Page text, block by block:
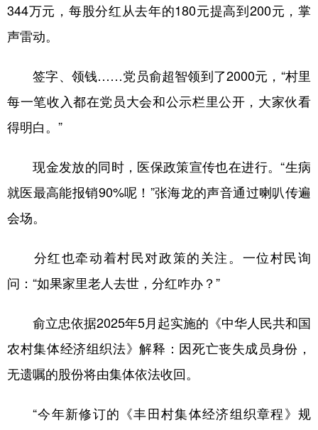
新疆 内蒙古 黑龙江
多语种频道
English Español Français عربى
Deutsch Português
344万元，每股分红从去年的180元提高到200元，掌
声雷动。
签字、领钱……党员俞超智领到了2000元，“村里
每一笔收入都在党员大会和公示栏里公开，大家伙看
得明白。”
现金发放的同时，医保政策宣传也在进行。“生病
就医最高能报销90%呢！”张海龙的声音通过喇叭传遍
会场。
分红也牵动着村民对政策的关注。一位村民询
问：“如果家里老人去世，分红咋办？”
俞立忠依据2025年5月起实施的《中华人民共和国
农村集体经济组织法》解释：因死亡丧失成员身份，
无遗嘱的股份将由集体依法收回。
“今年新修订的《丰田村集体经济组织章程》规